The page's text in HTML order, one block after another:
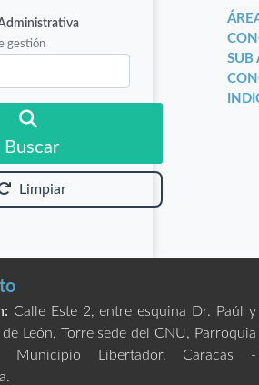
gestión
Buscar
Limpiar
SUB
Calle Este 2, entre esquina Dr. Paúl y
León, Torre sede del CNU, Parroquia
Municipio Libertador. Caracas -